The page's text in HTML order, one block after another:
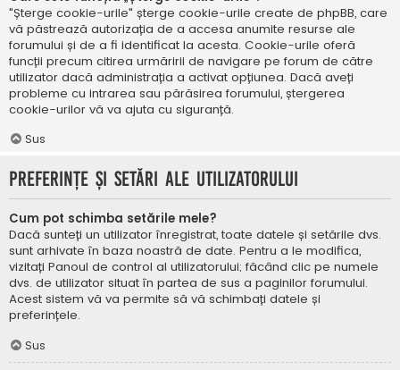
"Șterge cookie-urile" șterge cookie-urile create de phpBB, care
vă păstrează autorizația de a accesa anumite resurse ale
forumului și de a fi identificat la acesta. Cookie-urile oferă
funcții precum citirea urmăririi de navigare pe forum de către
utilizator dacă administrația a activat opțiunea. Dacă aveți
probleme cu intrarea sau părăsirea forumului, ștergerea
cookie-urilor vă va ajuta cu siguranță.
Sus
Preferințe și setări ale utilizatorului
Cum pot schimba setările mele?
Dacă sunteți un utilizator înregistrat, toate datele și setările dvs.
sunt arhivate în baza noastră de date. Pentru a le modifica,
vizitați Panoul de control al utilizatorului; făcând clic pe numele
dvs. de utilizator situat în partea de sus a paginilor forumului.
Acest sistem vă va permite să vă schimbați datele și
preferințele.
Sus